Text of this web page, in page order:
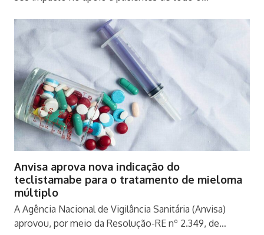
Anvisa aprova nova indicação do
teclistamabe para o tratamento de mieloma
múltiplo
A Agência Nacional de Vigilância Sanitária (Anvisa)
aprovou, por meio da Resolução-RE nº 2.349, de…